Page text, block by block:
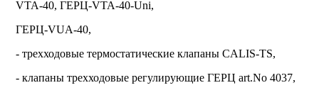
VTA-40, ГЕРЦ-VTA-40-Uni,
ГЕРЦ-VUA-40,
- трехходовые термостатические клапаны CALIS-TS,
- клапаны трехходовые регулирующие ГЕРЦ art.No 4037,